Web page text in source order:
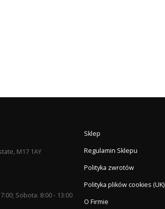
M17 1AY
Sobota: 8:00 - 13:00
Sklep
Regulamin Sklepu
Polityka zwrotów
Polityka plików cookies (UK)
O Firmie